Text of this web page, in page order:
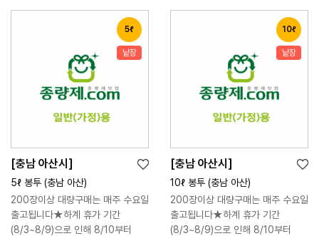
5ℓ
낱장
[충남 아산시]
5ℓ 봉투 (충남 아산)
200장이상 대량구매는 매주 수요일
출고됩니다★하계 휴가 기간
(8/3~8/9)으로 인해 8/10부터
바
구
니
시
리
10ℓ
낱장
[충남 아산시]
10ℓ 봉투 (충남 아산)
200장이상 대량구매는 매주 수요일
출고됩니다★하계 휴가 기간
(8/3~8/9)으로 인해 8/10부터
바
구
니
시
리